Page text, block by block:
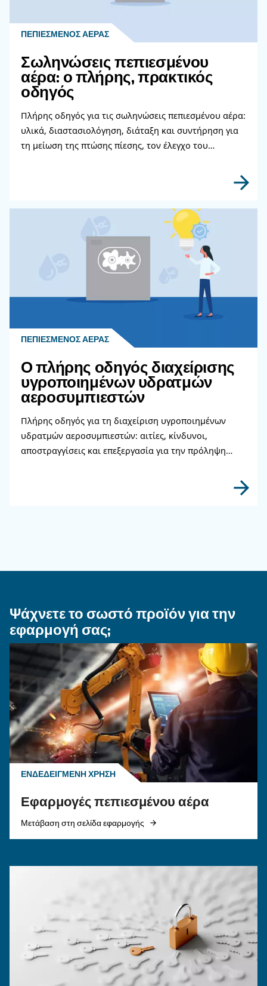
Επικοινωνήστε με τους
μας
Χρειάζεστε περισσότερες πληροφορίες για τα
μας; Συμπληρώστε αυτή τη φόρμα με όσο το
επικοινωνήσουν μαζί σας το συντομότερο
Μάθετε περισσότερα από τους ειδικούς μας!
Διαβάστε περισσότερα
θέματα
ΠΕΠΙΕΣΜΈΝΟΣ ΑΈΡΑΣ
Ποιότητα πεπιεσμένου
όσα πρέπει να γνωρίζετε
Επεξήγηση της ποιότητας του πεπιεσμένου
κατηγορίες ISO, μέθοδοι δοκιμής και γιατί η
διαχείριση υγροποιημένων υδρατμών
αεροσυμπιεστών είναι σημαντική για καθαρά,
αξιόπιστα συστήματα.
ΠΕΠΙΕΣΜΈΝΟΣ ΑΈΡΑΣ